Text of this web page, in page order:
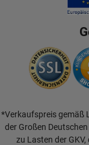
*Verkaufspreis gemäß
der Großen
zu Lasten der